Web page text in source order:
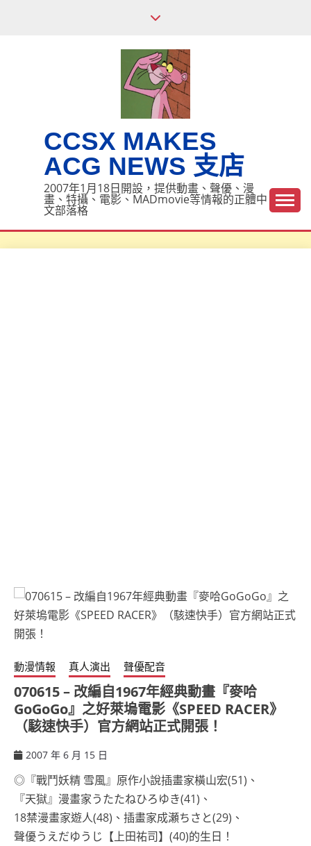
CCSX MAKES
ACG NEWS 支店
2007年1月18日開設，提供動畫、聲優、漫
畫、特攝、電影、MADmovie等情報的正體中
文部落格
動漫情報 真人演出 聲優配音
070615 – 改編自1967年經典動畫『麥哈
GoGoGo』之好萊塢電影《SPEED RACER》
（駭速快手）官方網站正式開張！
2007 年 6 月 15 日
◎『戰鬥妖精 雪風』原作小說插畫家橫山宏(51)、
『天獄』漫畫家うたたねひろゆき(41)、
18禁漫畫家遊人(48)、插畫家成瀬ちさと(29)、
聲優うえだゆうじ【上田祐司】(40)的生日！